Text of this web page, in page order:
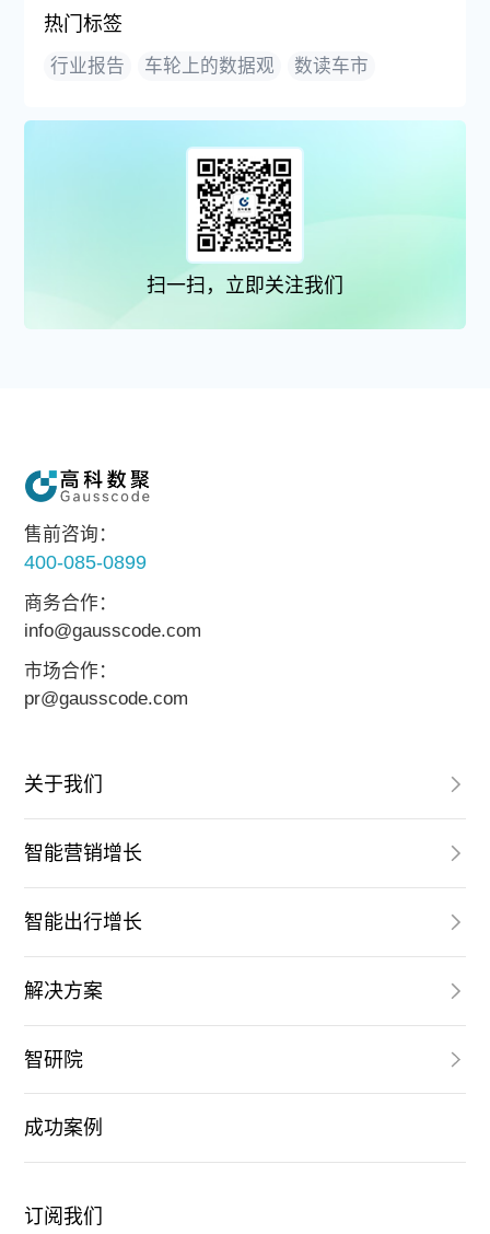
热门标签
行业报告 车轮上的数据观 数读车市
扫一扫，立即关注我们
售前咨询：
400-085-0899
商务合作：
info@gausscode.com
市场合作：
pr@gausscode.com
关于我们
智能营销增长
智能出行增长
解决方案
智研院
成功案例
订阅我们